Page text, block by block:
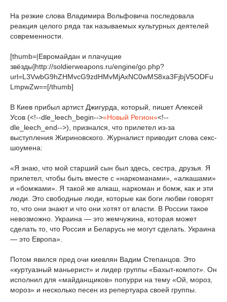
На резкие слова Владимира Вольфовича последовала
реакция целого ряда так называемых культурных деятелей
современности.
[thumb=|Евромайдан и плачущие
звёзды]http://soldierweapons.ru/engine/go.php?
url=L3VwbG9hZHMvcG9zdHMvMjAxNC0wMS8xa3FjbjV5ODFu
LmpwZw==[/thumb]
В Киев прибыл артист Джигурда, который, пишет Алексей
Усов (<!--dle_leech_begin-->«Новый Регион»<!--
dle_leech_end-->), признался, что прилетел из-за
выступления Жириновского. Журналист приводит слова секс-
шоумена:
«Я знаю, что мой старший сын был здесь, сестра, друзья. Я
прилетел, чтобы быть вместе с «наркоманами», «алкашами»
и «бомжами». Я такой же алкаш, наркоман и бомж, как и эти
люди. Это свободные люди, которые как боги любви говорят
то, что они знают и что они хотят от власти. В России такое
невозможно. Украина — это жемчужина, которая может
сделать то, что Россия и Беларусь не могут сделать. Украина
— это Европа».
Потом явился пред очи киевлян Вадим Степанцов. Это
«куртуазный маньерист» и лидер группы «Бахыт-компот». Он
исполнил для «майданщиков» попурри на тему «Ой, мороз,
мороз» и несколько песен из репертуара своей группы.